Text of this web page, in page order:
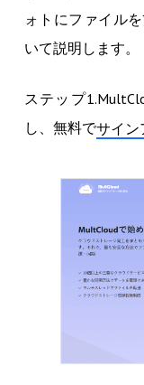
ォトにファイル
いて説明します。
ステップ
し、無料でサイン